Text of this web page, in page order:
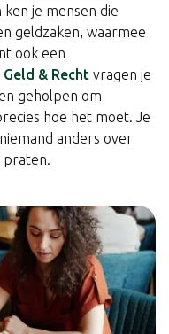
je mensen die
geldzaken, waarmee
ook een
Geld & Recht vragen je
geholpen om
hoe het moet. Je
anders over
praten.